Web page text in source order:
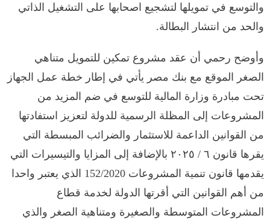
والتوسع في تمويلها لتشجيع اصحابها على التشغيل الذاتي
والحد من انتشار البطالة.
وأوضح رحمي أن عقد مشروع تمكين للتمويل متناهي
الصغر الموقع مع بنك مصر يأتي في إطار خطة عمل الجهاز
تحت مبادرة وزارة المالية للتوسع في ضم المزيد من
المشروعات إلى المظلة الرسمية للدولة لتعزيز استفادتها
من القوانين الداعمة للاستثمار والضرائب المبسطة التي
يقرها قانون ٦ / ٢٠٢٥ بالإضافة إلى المزايا والتيسيرات التي
يقدمها قانون تنمية المشروعات 152/2020 الذي يعتبر واحدا
من أهم القوانين التي أقرتها الدولة لخدمة قطاع
المشروعات المتوسطة والصغيرة ومتناهية الصغر والذي